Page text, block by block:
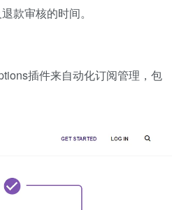
款审核的时间。
插件来自动化订阅管理，包